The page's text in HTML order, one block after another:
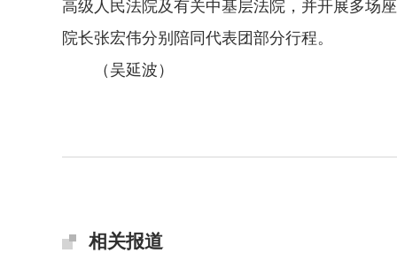
高级人民法院及有关中基层法院，并开展多场
院长张宏伟分别陪同代表团部分行程。
（吴延波）
相关报道